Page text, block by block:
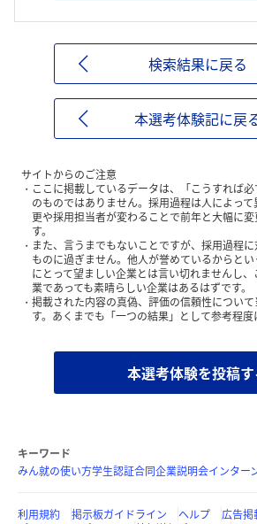
検索結果に戻る
本選考体験記に戻
サイトからのご注意
ここに掲載しているデータは、「こうすれば
のものではありません。採用過程は人によっ
更や採用担当者が変わることで前年と大幅に
す。
また、言うまでもないことですが、採用過程
ものに過ぎません。他人が誉めているからと
にとって望ましい企業とは言い切れませんし
業であっても素晴らしい企業はあるはずです。
掲載された内容の真偽、評価の信頼性につい
す。あくまでも「一つの結果」として参考程度
本選考体験を投稿す
キーワード
みん就の使い方学生認証合同企業説明会インター
利用規約 掲示板ガイドライン ヘルプ 広告掲